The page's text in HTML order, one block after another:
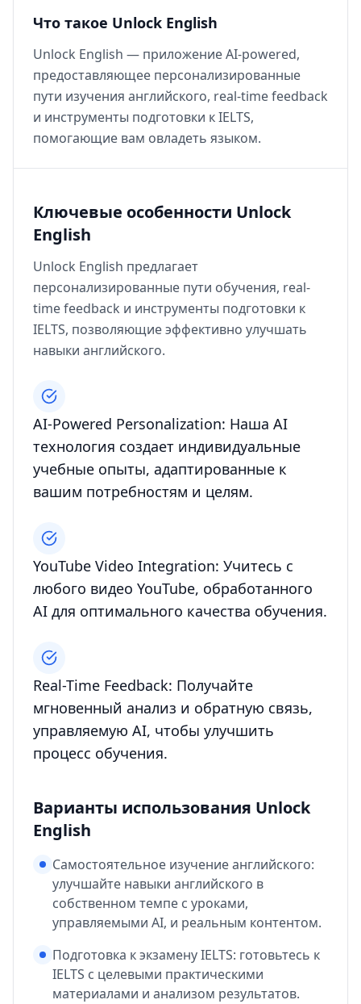
Что такое Unlock English
Unlock English — приложение AI-powered,
предоставляющее персонализированные
пути изучения английского, real-time feedback
и инструменты подготовки к IELTS,
помогающие вам овладеть языком.
Ключевые особенности Unlock
English
Unlock English предлагает
персонализированные пути обучения, real-
time feedback и инструменты подготовки к
IELTS, позволяющие эффективно улучшать
навыки английского.
AI-Powered Personalization: Наша AI
технология создает индивидуальные
учебные опыты, адаптированные к
вашим потребностям и целям.
YouTube Video Integration: Учитесь с
любого видео YouTube, обработанного
AI для оптимального качества обучения.
Real-Time Feedback: Получайте
мгновенный анализ и обратную связь,
управляемую AI, чтобы улучшить
процесс обучения.
Варианты использования Unlock
English
Самостоятельное изучение английского:
улучшайте навыки английского в
собственном темпе с уроками,
управляемыми AI, и реальным контентом.
Подготовка к экзамену IELTS: готовьтесь к
IELTS с целевыми практическими
материалами и анализом результатов.